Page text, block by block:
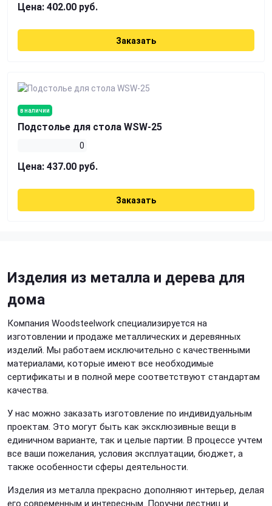
Цена: 402.00 руб.
Заказать
в наличии
Подстолье для стола WSW-25
0
Цена: 437.00 руб.
Заказать
Изделия из металла и дерева для
дома
Компания Woodsteelwork специализируется на
изготовлении и продаже металлических и деревянных
изделий. Мы работаем исключительно с качественными
материалами, которые имеют все необходимые
сертификаты и в полной мере соответствуют стандартам
качества.
У нас можно заказать изготовление по индивидуальным
проектам. Это могут быть как эксклюзивные вещи в
единичном варианте, так и целые партии. В процессе учтем
все ваши пожелания, условия эксплуатации, бюджет, а
также особенности сферы деятельности.
Изделия из металла прекрасно дополняют интерьер, делая
его современным и интересным. Поручни лестниц и